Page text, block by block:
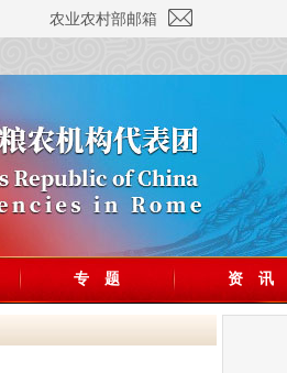
农业农村部邮箱
专 题 资 讯